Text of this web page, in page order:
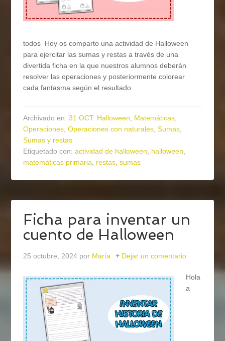
todos Hoy os comparto una actividad de Halloween
para ejercitar las sumas y restas a través de una
divertida ficha en la que nuestros alumnos deberán
resolver las operaciones y posteriormente colorear
cada fantasma según el resultado.
Archivado en:31 OCT: Halloween, Matemáticas,
Operaciones,Operaciones con naturales,Sumas,
Sumas y restas
Etiquetado con:actividad de halloween, halloween,
matemáticas primaria, restas,sumas
Ficha para inventar un
cuento de Halloween
25 octubre, 2024 por María Dejar un comentario
Hola
a